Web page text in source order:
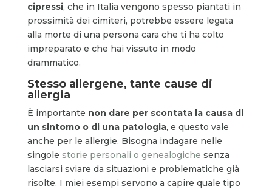
cipressi, che in Italia vengono spesso piantati in
prossimità dei cimiteri, potrebbe essere legata
alla morte di una persona cara che ti ha colto
impreparato e che hai vissuto in modo
drammatico.
Stesso allergene, tante cause di
allergia
È importante non dare per scontata la causa di
un sintomo o di una patologia, e questo vale
anche per le allergie. Bisogna indagare nelle
singole storie personali o genealogiche senza
lasciarsi sviare da situazioni e problematiche già
risolte. I miei esempi servono a capire quale tipo